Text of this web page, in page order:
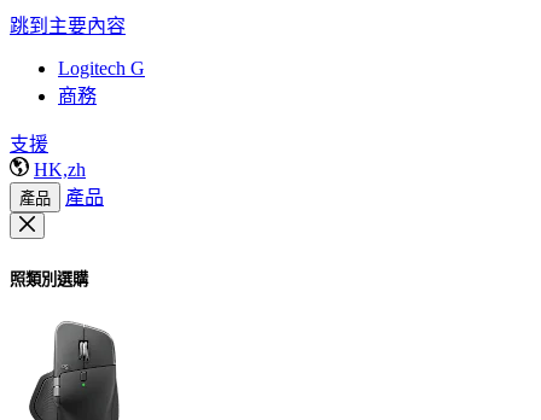
跳到主要內容
Logitech G
商務
支援
HK,zh
產品 產品
照類別選購